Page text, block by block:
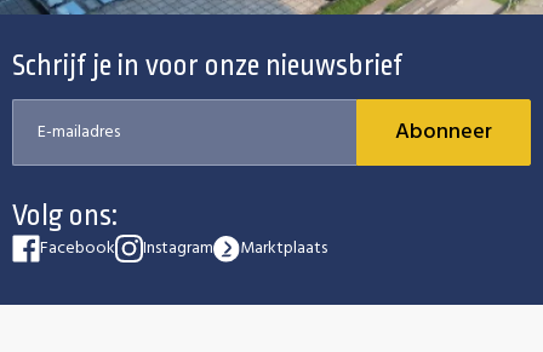
Schrijf je in voor onze nieuwsbrief
Abonneer
Volg ons:
Facebook Instagram Marktplaats